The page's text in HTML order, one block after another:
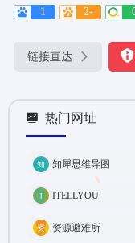
1 2-
链接直达
热门网址
知犀思维导图
ITELLYOU
资源避难所